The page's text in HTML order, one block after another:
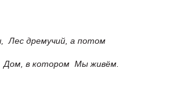
Лес дремучий, а потом
в котором Мы живём.